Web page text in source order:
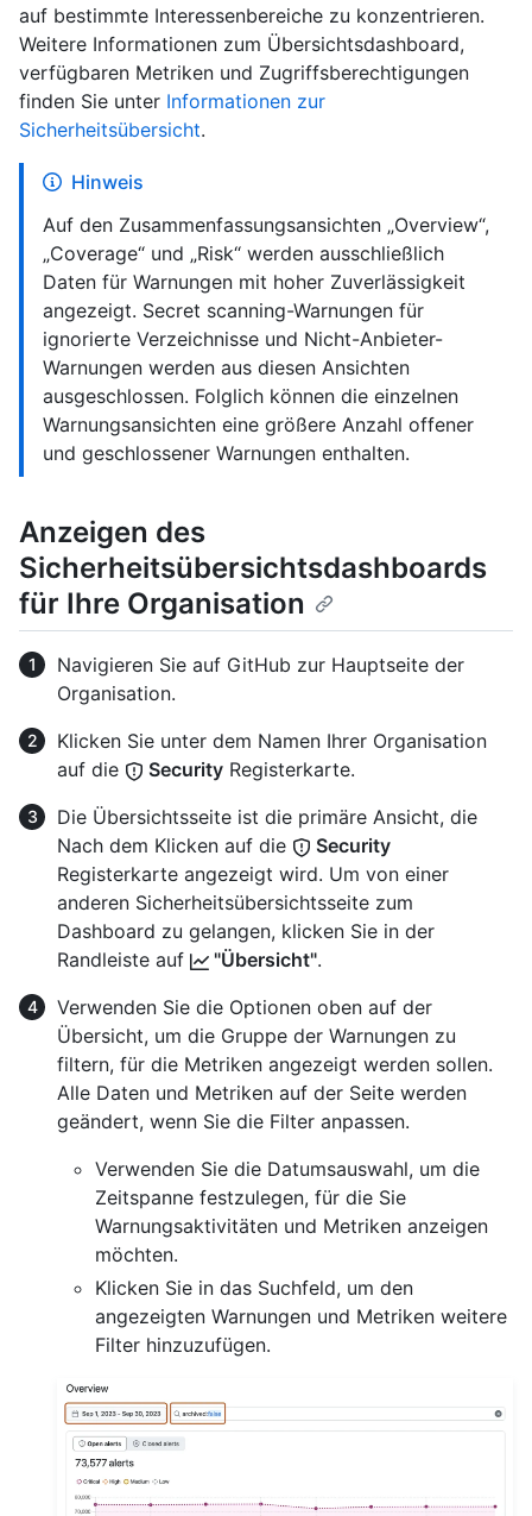
auf bestimmte Interessenbereiche zu konzentrieren.
Weitere Informationen zum Übersichtsdashboard,
verfügbaren Metriken und Zugriffsberechtigungen
finden Sie unter Informationen zur
Sicherheitsübersicht.
Hinweis
Auf den Zusammenfassungsansichten „Overview“,
„Coverage“ und „Risk“ werden ausschließlich
Daten für Warnungen mit hoher Zuverlässigkeit
angezeigt. Secret scanning-Warnungen für
ignorierte Verzeichnisse und Nicht-Anbieter-
Warnungen werden aus diesen Ansichten
ausgeschlossen. Folglich können die einzelnen
Warnungsansichten eine größere Anzahl offener
und geschlossener Warnungen enthalten.
Anzeigen des
Sicherheitsübersichtsdashboards
für Ihre Organisation
Navigieren Sie auf GitHub zur Hauptseite der
Organisation.
Klicken Sie unter dem Namen Ihrer Organisation
auf die
Security Registerkarte.
Die Übersichtsseite ist die primäre Ansicht, die
Nach dem Klicken auf die
Security
Registerkarte angezeigt wird. Um von einer
anderen Sicherheitsübersichtsseite zum
Dashboard zu gelangen, klicken Sie in der
Randleiste auf
"Übersicht".
Verwenden Sie die Optionen oben auf der
Übersicht, um die Gruppe der Warnungen zu
filtern, für die Metriken angezeigt werden sollen.
Alle Daten und Metriken auf der Seite werden
geändert, wenn Sie die Filter anpassen.
Verwenden Sie die Datumsauswahl, um die
Zeitspanne festzulegen, für die Sie
Warnungsaktivitäten und Metriken anzeigen
möchten.
Klicken Sie in das Suchfeld, um den
angezeigten Warnungen und Metriken weitere
Filter hinzuzufügen.